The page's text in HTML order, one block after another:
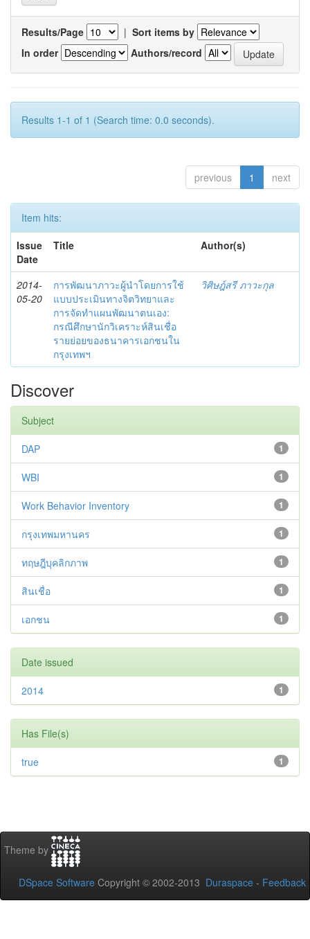
Results/Page | Sort items by
In order
Authors/record
Results 1-1 of 1 (Search time: 0.0 seconds).
previous 1 next
Item hits:
Issue
Date
Title Author(s)
2014-
05-20
การพัฒนาภาวะผู้นำโดยการใช้
แบบประเมินทางจิตวิทยาและ
การจัดทำแผนพัฒนาตนเอง:
กรณีศึกษานักวิเคราะห์สินเชื่อ
รายย่อยของธนาคารเอกชนใน
กรุงเทพฯ
วิศิษฎ์สรี ภาวะกุล
Discover
Subject
1
DAP
1
WBI
1
Work Behavior Inventory
1
กรุงเทพมหานคร
1
ทฤษฎีบุคลิกภาพ
1
สินเชื่อ
1
เอกชน
Date issued
1
2014
Has File(s)
1
true
Theme by
DSpace Software Copyright © 2002-2013 Duraspace - Feedback